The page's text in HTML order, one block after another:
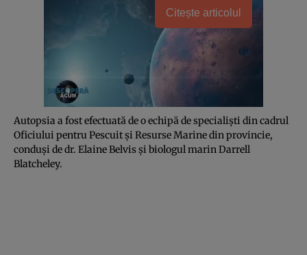
Citește articolul
Autopsia a fost efectuată de o echipă de specialişti din cadrul
Oficiului pentru Pescuit şi Resurse Marine din provincie,
conduşi de dr. Elaine Belvis şi biologul marin Darrell
Blatcheley.